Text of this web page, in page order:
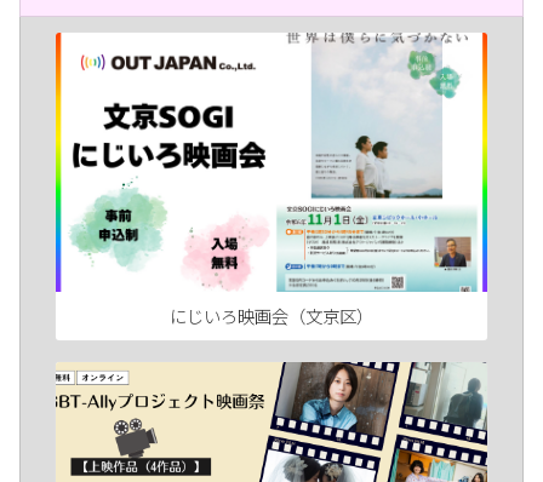
にじいろ映画会（文京区）